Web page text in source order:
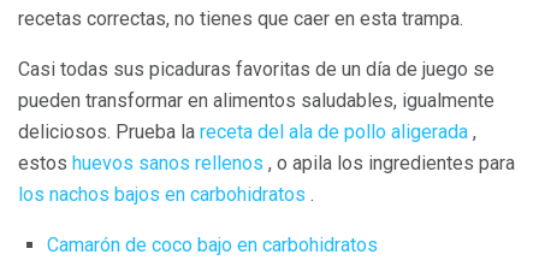
recetas correctas, no tienes que caer en esta trampa.
Casi todas sus picaduras favoritas de un día de juego se
pueden transformar en alimentos saludables, igualmente
deliciosos. Prueba la receta del ala de pollo aligerada ,
estos huevos sanos rellenos , o apila los ingredientes para
los nachos bajos en carbohidratos .
Camarón de coco bajo en carbohidratos